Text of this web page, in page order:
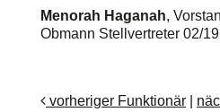
Menorah Haganah,
Obmann Stellvertreter 02/
vorheriger Funktionär